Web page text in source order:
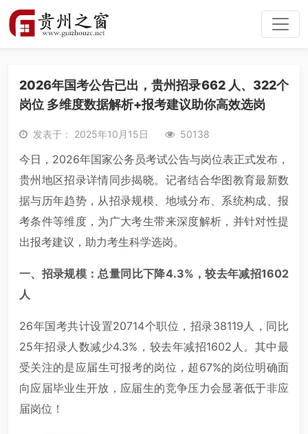
2026年国考公告已出，贵州招录662 人、322个
岗位 多维度数据解析+报考建议助你高效选岗
发表于： 2025年10月15日 50138
今日，2026年国家公务员考试公告与岗位表正式发布，
贵州地区招录详情同步揭晓。记者结合华图教育最新数
据与历年趋势，从招录规模、地域分布、系统构成、报
考条件等维度，为广大考生带来深度解析，并针对性提
出报考建议，助力考生科学选岗。
一、招录规模：总量同比下降4.3%，较去年减招1602
人
26年国考共计设置20714个职位，招录38119人，同比
25年招录人数减少4.3%，较去年减招1602人。其中最
受关注的是应届生可报考的岗位，超67%的岗位明确面
向应届毕业生开放，应届生的竞争压力会显著低于非应
届岗位！